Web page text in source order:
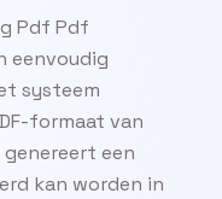
Pdf Pdf
eenvoudig
systeem
formaat van
een
kan worden in